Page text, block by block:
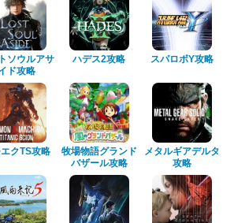
ソウルアサ
ド攻略
ハデス2攻略 スパロボY攻略
クTS攻略
牧場物語グランド
バザール攻略
メタルギアデルタ
攻略